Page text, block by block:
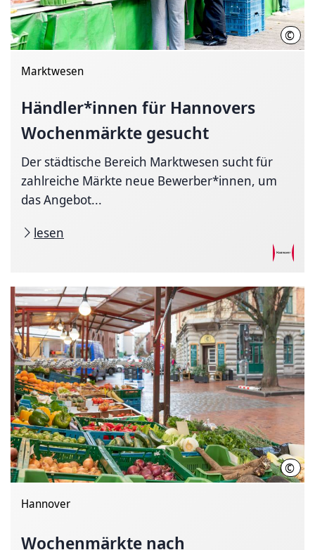
© LHH
Marktwesen
Händler*innen für Hannovers
Wochenmärkte gesucht
Der städtische Bereich Marktwesen sucht für
zahlreiche Märkte neue Bewerber*innen, um
das Angebot...
lesen
© LHH
Hannover
Wochenmärkte nach